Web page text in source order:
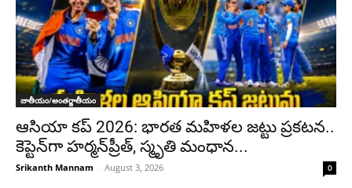
జాతీయం/అంతర్జాతీయం
ఆసియా కప్ 2026: భారత మహిళల జట్టు ప్రకటన..
కెప్టెన్‌గా హర్మన్‌ప్రీత్, స్మృతి మంధాన...
Srikanth Mannam - August 3, 2026 0